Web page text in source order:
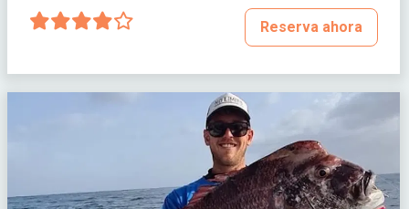
Reserva ahora